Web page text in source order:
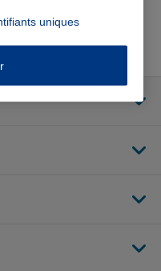
Facebook de Allianz
sur la page Twitter de
Aller sur la page
Aller sur la
uniques